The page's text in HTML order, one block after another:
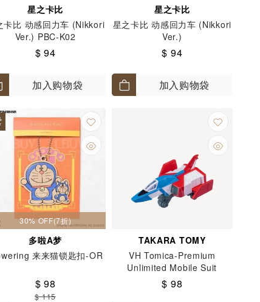
星之卡比
卡比 动感回力车 (Nikkori
Ver.) PBC-K02
$ 94
加入购物袋
星之卡比
星之卡比 动感回力车 (Nikkori
Ver.)
$ 94
加入购物袋
30% OFF(7折)
多啦A梦
来来猫锁匙扣-OR
$ 98
$ 115
TAKARA TOMY
VH Tomica-Premium
Unlimited Mobile Suit
Gundam Core Fighter
$ 98